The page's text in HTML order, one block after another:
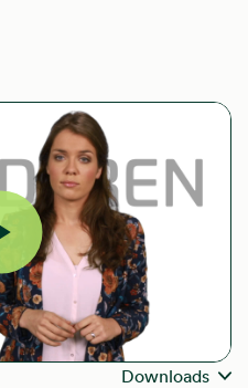
Video
afspelenDownloads